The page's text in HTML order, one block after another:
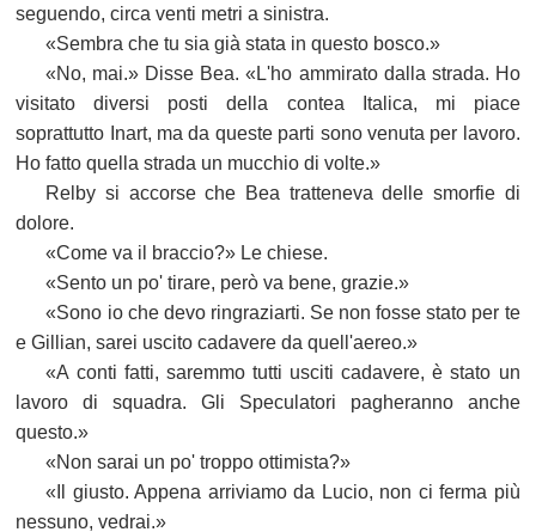
seguendo, circa venti metri a sinistra.
«Sembra che tu sia già stata in questo bosco.»
«No, mai.» Disse Bea. «L'ho ammirato dalla strada. Ho
visitato diversi posti della contea Italica, mi piace
soprattutto Inart, ma da queste parti sono venuta per lavoro.
Ho fatto quella strada un mucchio di volte.»
Relby si accorse che Bea tratteneva delle smorfie di
dolore.
«Come va il braccio?» Le chiese.
«Sento un po' tirare, però va bene, grazie.»
«Sono io che devo ringraziarti. Se non fosse stato per te
e Gillian, sarei uscito cadavere da quell'aereo.»
«A conti fatti, saremmo tutti usciti cadavere, è stato un
lavoro di squadra. Gli Speculatori pagheranno anche
questo.»
«Non sarai un po' troppo ottimista?»
«Il giusto. Appena arriviamo da Lucio, non ci ferma più
nessuno, vedrai.»